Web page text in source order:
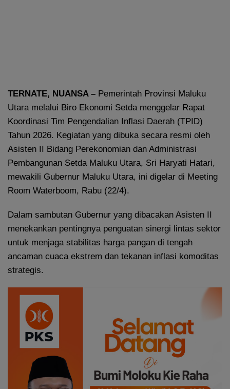
TERNATE, NUANSA – Pemerintah Provinsi Maluku
Utara melalui Biro Ekonomi Setda menggelar Rapat
Koordinasi Tim Pengendalian Inflasi Daerah (TPID)
Tahun 2026. Kegiatan yang dibuka secara resmi oleh
Asisten II Bidang Perekonomian dan Administrasi
Pembangunan Setda Maluku Utara, Sri Haryati Hatari,
mewakili Gubernur Maluku Utara, ini digelar di Meeting
Room Waterboom, Rabu (22/4).
Dalam sambutan Gubernur yang dibacakan Asisten II
menekankan pentingnya penguatan sinergi lintas sektor
untuk menjaga stabilitas harga pangan di tengah
ancaman cuaca ekstrem dan tekanan inflasi komoditas
strategis.